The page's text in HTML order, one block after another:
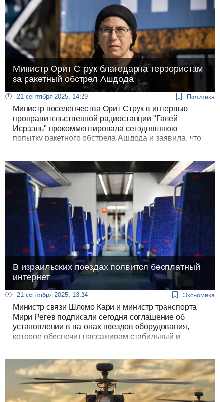
Министр Орит Струк благодарна террористам
за ракетный обстрел Ашдода
21 сентября 2025, 14:29 Политика
Министр поселенчества Орит Струк в интервью
проправительственной радиостанции "Галей
Исраэль" прокомментировала сегодняшнюю
попытку ракетного обстрела Ашдода и заявила, что
В израильских поездах появится бесплатный
интернет
21 сентября 2025, 13:24 Экономика
Министр связи Шломо Кари и министр транспорта
Мири Регев подписали сегодня соглашение об
установлении в вагонах поездов оборудования,
которое обеспечит пассажирам стабильный и